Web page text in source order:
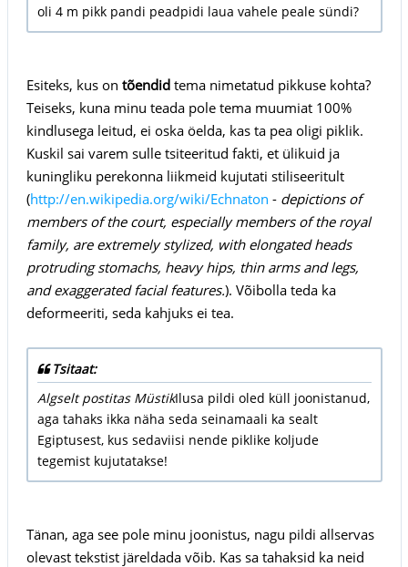
oli 4 m pikk pandi peadpidi laua vahele peale sündi?
Esiteks, kus on tõendid tema nimetatud pikkuse kohta?
Teiseks, kuna minu teada pole tema muumiat 100%
kindlusega leitud, ei oska öelda, kas ta pea oligi piklik.
Kuskil sai varem sulle tsiteeritud fakti, et ülikuid ja
kuningliku perekonna liikmeid kujutati stiliseeritult
(http://en.wikipedia.org/wiki/Echnaton - depictions of
members of the court, especially members of the royal
family, are extremely stylized, with elongated heads
protruding stomachs, heavy hips, thin arms and legs,
and exaggerated facial features.). Võibolla teda ka
deformeeriti, seda kahjuks ei tea.
Tsitaat:
Algselt postitas MüstikIlusa pildi oled küll joonistanud,
aga tahaks ikka näha seda seinamaali ka sealt
Egiptusest, kus sedaviisi nende piklike koljude
tegemist kujutatakse!
Tänan, aga see pole minu joonistus, nagu pildi allservas
olevast tekstist järeldada võib. Kas sa tahaksid ka neid